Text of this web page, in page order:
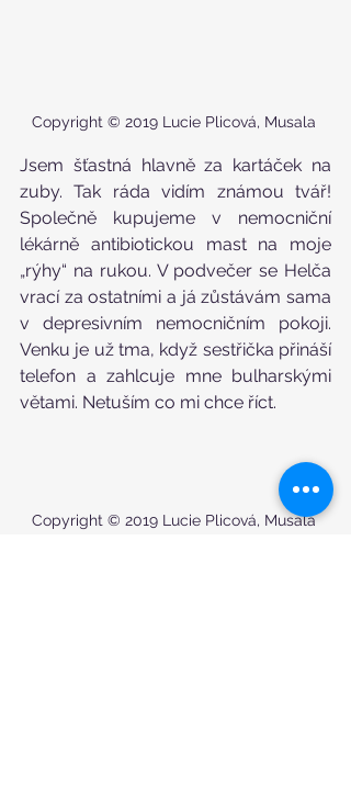
Copyright © 2019 Lucie Plicová, Musala
Jsem šťastná hlavně za kartáček na
zuby. Tak ráda vidím známou tvář!
Společně kupujeme v nemocniční
lékárně antibiotickou mast na moje
„rýhy“ na rukou. V podvečer se Helča
vrací za ostatními a já zůstávám sama
v depresivním nemocničním pokoji.
Venku je už tma, když sestřička přináší
telefon a zahlcuje mne bulharskými
větami. Netuším co mi chce říct.
Copyright © 2019 Lucie Plicová, Musala